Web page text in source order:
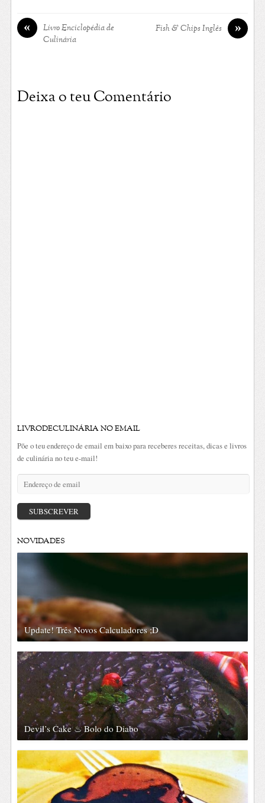
«
Livro Enciclopédia de
Culinária
»
Fish & Chips Inglês
Deixa o teu Comentário
LIVRODECULINÁRIA NO EMAIL
Põe o teu endereço de email em baixo para receberes receitas, dicas e livros
de culinária no teu e-mail!
Endereço
email
SUBSCREVER
NOVIDADES
Update! Três Novos Calculadores ;D
Devil’s Cake ♨ Bolo do Diabo